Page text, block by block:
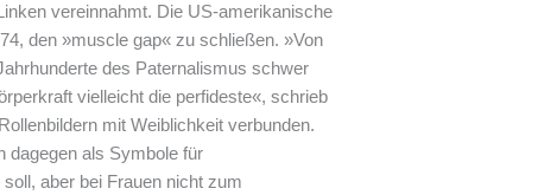
vereinnahmt. Die US-amerikanische
den »muscle gap« zu schließen. »Von
des Paternalismus schwer
vielleicht die perfideste«, schrieb
mit Weiblichkeit verbunden.
dagegen als Symbole für
aber bei Frauen nicht zum